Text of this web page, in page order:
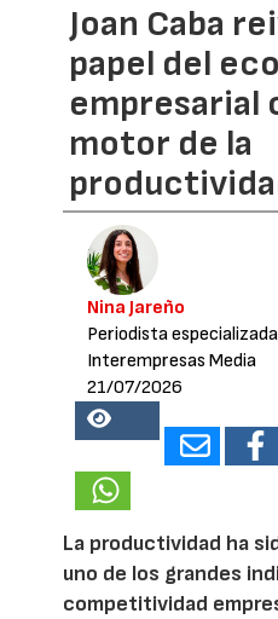
Joan Caba
papel del
empresarial
motor de la
Nina Jareño
Periodista
Interempresas Media
21/07/2026
18353
La productividad ha
uno de los grandes
competitividad